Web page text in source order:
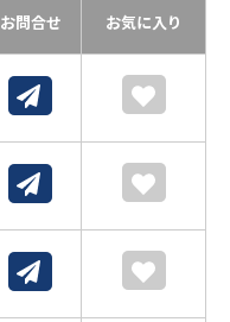
お問合せ お気に入り